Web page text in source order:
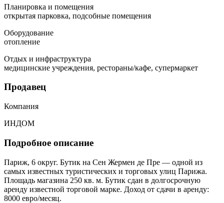
Планировка и помещения
открытая парковка, подсобные помещения
Оборудование
отопление
Отдых и инфраструктура
медицинские учреждения, рестораны/кафе, супермаркет
Продавец
Компания
ИНДОМ
Подробное описание
Париж, 6 округ. Бутик на Сен Жермен де Пре — одной из
самых известных туристических и торговых улиц Парижа.
Площадь магазина 250 кв. м. Бутик сдан в долгосрочную
аренду известной торговой марке. Доход от сдачи в аренду:
8000 евро/месяц.